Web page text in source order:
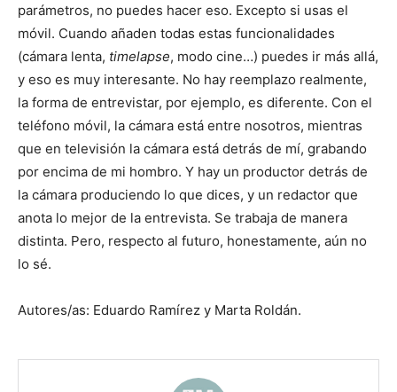
parámetros, no puedes hacer eso. Excepto si usas el
móvil. Cuando añaden todas estas funcionalidades
(cámara lenta, timelapse, modo cine…) puedes ir más allá,
y eso es muy interesante. No hay reemplazo realmente,
la forma de entrevistar, por ejemplo, es diferente. Con el
teléfono móvil, la cámara está entre nosotros, mientras
que en televisión la cámara está detrás de mí, grabando
por encima de mi hombro. Y hay un productor detrás de
la cámara produciendo lo que dices, y un redactor que
anota lo mejor de la entrevista. Se trabaja de manera
distinta. Pero, respecto al futuro, honestamente, aún no
lo sé.
Autores/as: Eduardo Ramírez y Marta Roldán.